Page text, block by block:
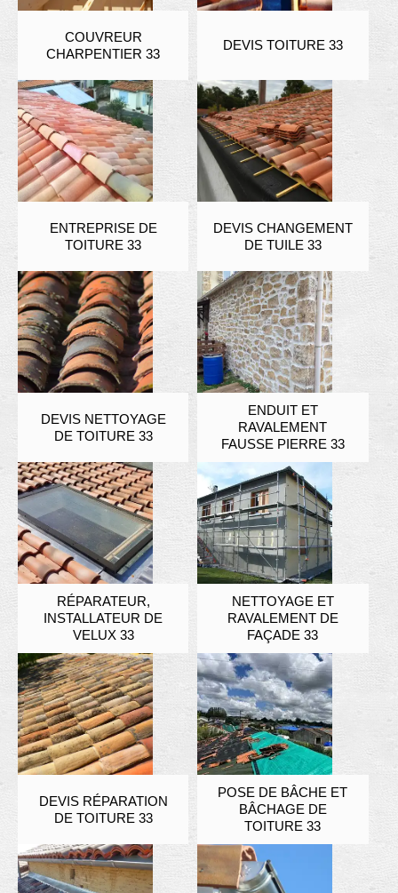
COUVREUR
CHARPENTIER 33
DEVIS TOITURE 33
ENTREPRISE DE
TOITURE 33
DEVIS CHANGEMENT
DE TUILE 33
DEVIS NETTOYAGE
DE TOITURE 33
ENDUIT ET
RAVALEMENT
FAUSSE PIERRE 33
RÉPARATEUR,
INSTALLATEUR DE
VELUX 33
NETTOYAGE ET
RAVALEMENT DE
FAÇADE 33
DEVIS RÉPARATION
DE TOITURE 33
POSE DE BÂCHE ET
BÂCHAGE DE
TOITURE 33